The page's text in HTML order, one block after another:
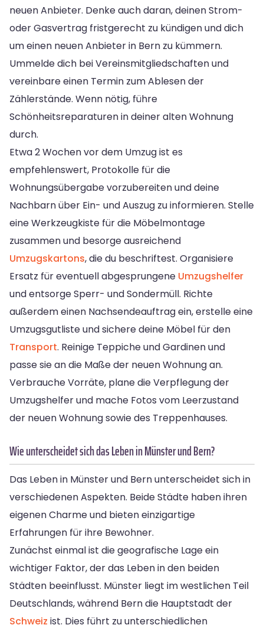
neuen Anbieter. Denke auch daran, deinen Strom-
oder Gasvertrag fristgerecht zu kündigen und dich
um einen neuen Anbieter in Bern zu kümmern.
Ummelde dich bei Vereinsmitgliedschaften und
vereinbare einen Termin zum Ablesen der
Zählerstände. Wenn nötig, führe
Schönheitsreparaturen in deiner alten Wohnung
durch.
Etwa 2 Wochen vor dem Umzug ist es
empfehlenswert, Protokolle für die
Wohnungsübergabe vorzubereiten und deine
Nachbarn über Ein- und Auszug zu informieren. Stelle
eine Werkzeugkiste für die Möbelmontage
zusammen und besorge ausreichend
Umzugskartons, die du beschriftest. Organisiere
Ersatz für eventuell abgesprungene Umzugshelfer
und entsorge Sperr- und Sondermüll. Richte
außerdem einen Nachsendeauftrag ein, erstelle eine
Umzugsgutliste und sichere deine Möbel für den
Transport. Reinige Teppiche und Gardinen und
passe sie an die Maße der neuen Wohnung an.
Verbrauche Vorräte, plane die Verpflegung der
Umzugshelfer und mache Fotos vom Leerzustand
der neuen Wohnung sowie des Treppenhauses.
Wie unterscheidet sich das Leben in Münster und Bern?
Das Leben in Münster und Bern unterscheidet sich in
verschiedenen Aspekten. Beide Städte haben ihren
eigenen Charme und bieten einzigartige
Erfahrungen für ihre Bewohner.
Zunächst einmal ist die geografische Lage ein
wichtiger Faktor, der das Leben in den beiden
Städten beeinflusst. Münster liegt im westlichen Teil
Deutschlands, während Bern die Hauptstadt der
Schweiz ist. Dies führt zu unterschiedlichen